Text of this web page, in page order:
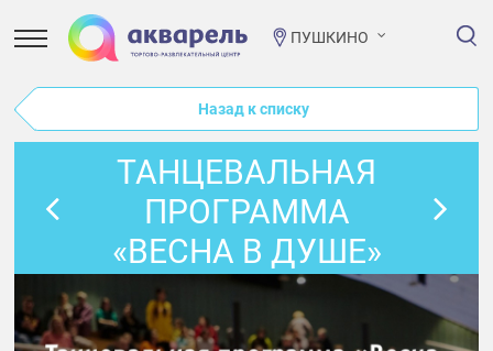
ПУШКИНО
Назад к списку
ТАНЦЕВАЛЬНАЯ
ПРОГРАММА
«ВЕСНА В ДУШЕ»
ОТ СДЦ
«МАРИРОС»